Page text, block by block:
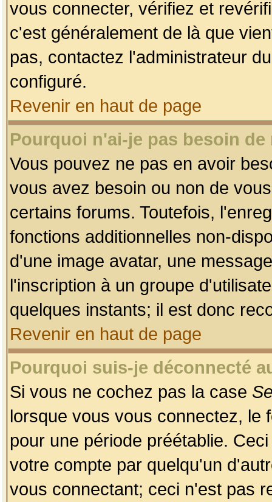
vous connecter, vérifiez et
c'est généralement de là que
pas, contactez l'administrateur
configuré.
Revenir en haut de page
Pourquoi n'ai-je pas besoin
Vous pouvez ne pas en avoir
vous avez besoin ou non de
certains forums. Toutefois,
fonctions additionnelles non-
d'une image avatar, une
l'inscription à un groupe
quelques instants; il est donc
Revenir en haut de page
Pourquoi suis-je déconnecté
Si vous ne cochez pas la case
lorsque vous vous connectez, le
pour une période préétablie.
votre compte par quelqu'un
vous connectant; ceci n'est pas